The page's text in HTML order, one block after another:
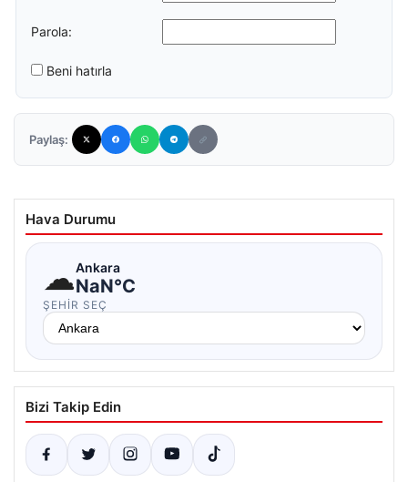
Parola:
Beni hatırla
Paylaş:
Hava Durumu
☁Ankara
NaN°C
ŞEHIR SEÇ
Bizi Takip Edin